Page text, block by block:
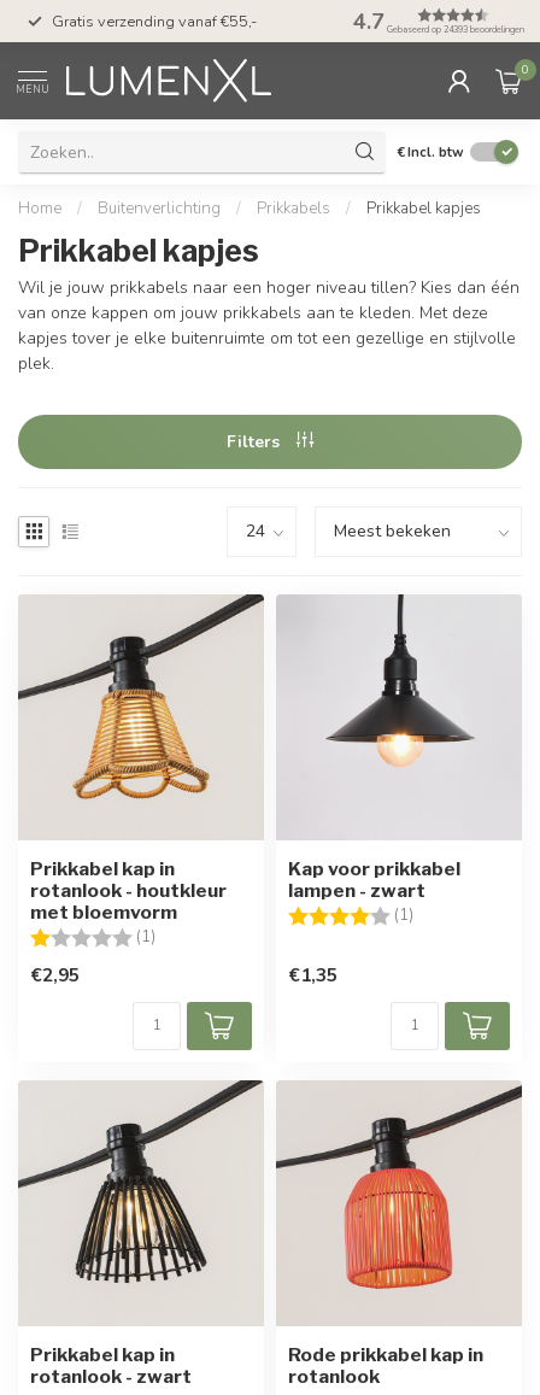
Gratis verzending vanaf €55,- 50 dagen
met Klarna
4.7 Gebaseerd op 24393 beoordelingen
MENU
0
€Incl. btw
Home / Buitenverlichting / Prikkabels / Prikkabel kapjes
Prikkabel kapjes
Wil je jouw prikkabels naar een hoger niveau tillen? Kies dan één
van onze kappen om jouw prikkabels aan te kleden. Met deze
kapjes tover je elke buitenruimte om tot een gezellige en stijlvolle
plek.
Filters
Prikkabel kap in
rotanlook - houtkleur
met bloemvorm
Beoordeling: (1)
€2,95
Kap voor prikkabel
lampen - zwart
Beoordeling: (1)
€1,35
Prikkabel kap in
rotanlook - zwart
Rode prikkabel kap in
rotanlook